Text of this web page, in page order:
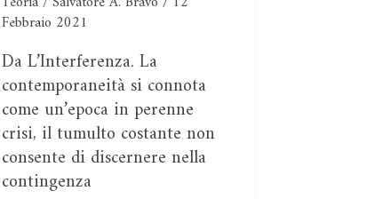
Febbraio 2021
Da L’Interferenza. La
contemporaneità si connota
come un’epoca in perenne
crisi, il tumulto costante non
consente di discernere nella
contingenza